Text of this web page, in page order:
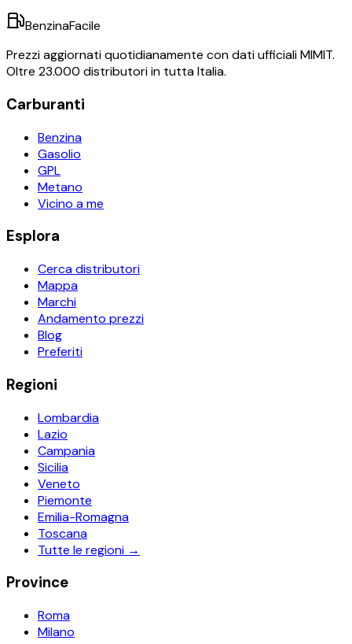
BenzinaFacile
Prezzi aggiornati quotidianamente con dati ufficiali MIMIT.
Oltre 23.000 distributori in tutta Italia.
Carburanti
Benzina
Gasolio
GPL
Metano
Vicino a me
Esplora
Cerca distributori
Mappa
Marchi
Andamento prezzi
Blog
Preferiti
Regioni
Lombardia
Lazio
Campania
Sicilia
Veneto
Piemonte
Emilia-Romagna
Toscana
Tutte le regioni →
Province
Roma
Milano